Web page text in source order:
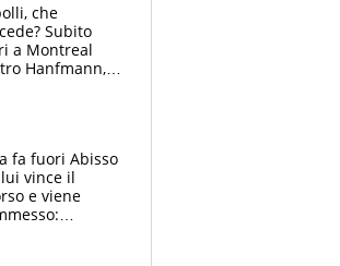
che
Subito
a Montreal
Hanfmann,
fa fuori Abisso
vince il
e viene